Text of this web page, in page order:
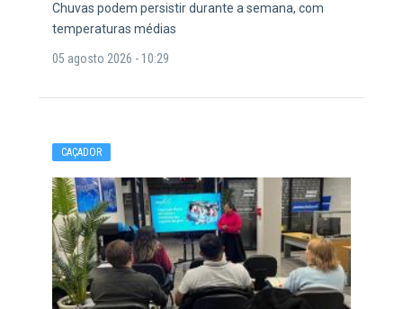
Chuvas podem persistir durante a semana, com
temperaturas médias
05 agosto 2026 - 10:29
CAÇADOR